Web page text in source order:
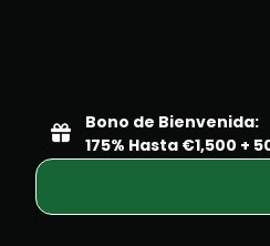
Bono de Bienvenida:
175% Hasta €1,500 +